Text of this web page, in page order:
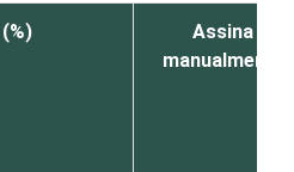
Assina
manualmente